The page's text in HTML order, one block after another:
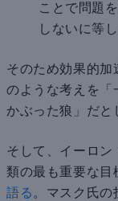
ことで問題
しないに等
そのため効果的加
のような考えを「
かぶった狼」だと
そして、イーロン
類の最も重要な目
語る 。マスク氏の